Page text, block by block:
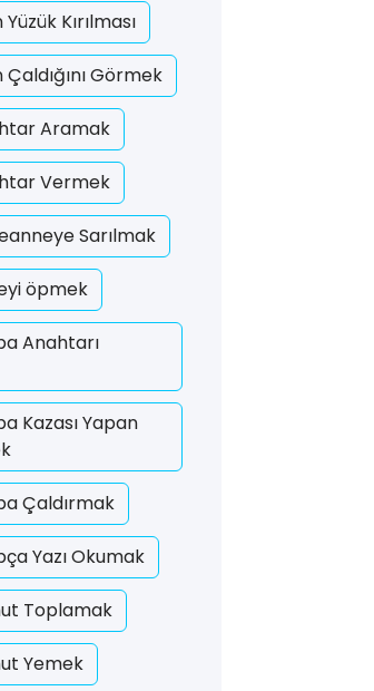
Kırılması
Çaldığını Görmek
Aramak
Vermek
Sarılmak
öpmek
Anahtarı
Kazası Yapan
Çaldırmak
Yazı Okumak
Toplamak
Yemek